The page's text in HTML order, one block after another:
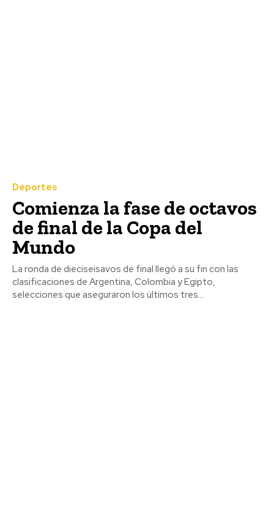
Deportes
Comienza la fase de octavos
de final de la Copa del
Mundo
La ronda de dieciseisavos de final llegó a su fin con las
clasificaciones de Argentina, Colombia y Egipto,
selecciones que aseguraron los últimos tres...